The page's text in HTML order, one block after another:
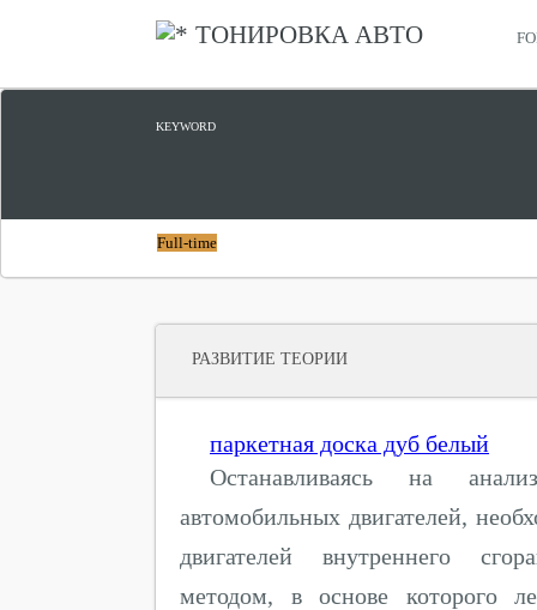
ТОНИРОВКА АВТО
KEYWORD
Full-time
РАЗВИТИЕ ТЕОРИИ
паркетная доска дуб белый
Останавливаясь на
автомобильных двигателей,
двигателей внутреннего
методом, в основе которого